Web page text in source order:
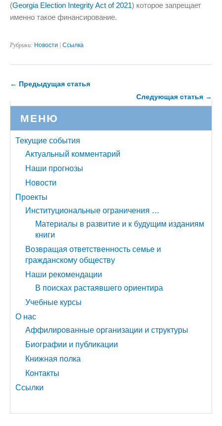
(Georgia Election Integrity Act of 2021) которое запрещает
именно такое финансирование.
Рубрики: Новости | Ссылка
← Предыдущая статья
Следующая статья →
МЕНЮ
Текущие события
Актуальный комментарий
Наши прогнозы
Новости
Проекты
Институциональные ограничения …
Материалы в развитие и к будущим изданиям
книги
Возвращая ответственность семье и
гражданскому обществу
Наши рекомендации
В поисках растаявшего ориентира
Учебные курсы
О нас
Аффилированные организации и структуры
Биографии и публикации
Книжная полка
Контакты
Ссылки